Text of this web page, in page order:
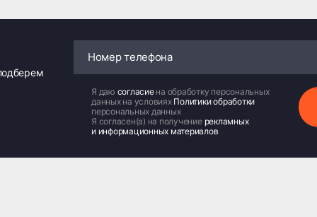
Я даю согласие на обработку персональных
данных на условиях Политики обработки
персональных данных
Я согласен(а) на получение рекламных
и информационных материалов